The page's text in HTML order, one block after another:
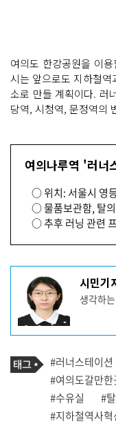
여의도 한강공원을 이
시는 앞으로도 지하철
소로 만들 계획이다. 러
당역, 시청역, 문정역의
여의나루역 '러너
○ 위치: 서울시 영
○ 물품보관함, 탈
○ 추후 러닝 관련
사
작
성
자
프
필
시민기
생각하
기
사
관
련
태
그
태
그
#러너스테이션
#여의도갈만한
#수유실
#
#지하철역사